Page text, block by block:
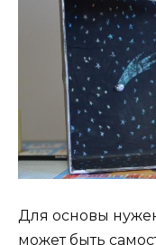
Для основы
может быть